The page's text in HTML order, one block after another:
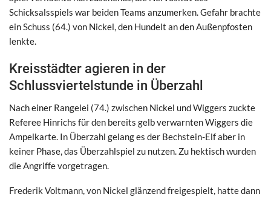
Schicksalsspiels war beiden Teams anzumerken. Gefahr brachte
ein Schuss (64.) von Nickel, den Hundelt an den Außenpfosten
lenkte.
Kreisstädter agieren in der
Schlussviertelstunde in Überzahl
Nach einer Rangelei (74.) zwischen Nickel und Wiggers zuckte
Referee Hinrichs für den bereits gelb verwarnten Wiggers die
Ampelkarte. In Überzahl gelang es der Bechstein-Elf aber in
keiner Phase, das Überzahlspiel zu nutzen. Zu hektisch wurden
die Angriffe vorgetragen.
Frederik Voltmann, von Nickel glänzend freigespielt, hatte dann